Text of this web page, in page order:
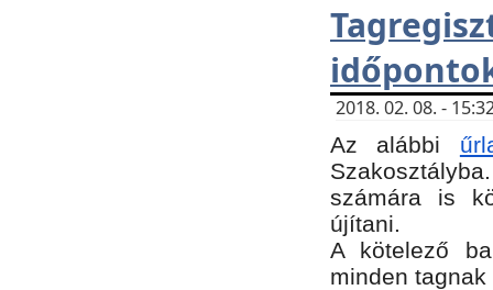
2018. 02. 08. -
Az alábbi
számára is
újítani.
​A kötelező
minden